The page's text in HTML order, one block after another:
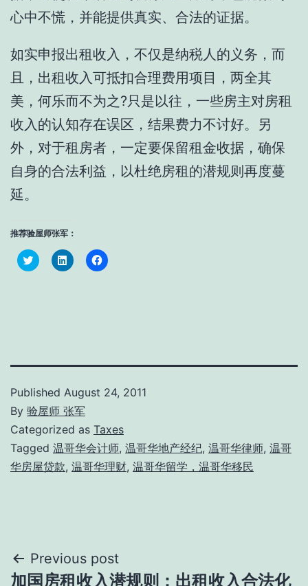
心中不慌，并能提供真实、合法的证据。
如实申报出租收入，不仅是纳税人的义务，而
且，出租收入可抵扣合理费用项目，两全其
美，何乐而不为之?只是以往，一些房主对房租
收入的认知存在误区，结果费力不讨好。另
外，对于租房者，一定要保留租金收据，确保
自身的合法利益，以杜绝房租的潜规则再度蔓
延。
推荐验屋师张军：
Click
to
Click
to
Click
to
Published August 24, 2011
By 验屋师 张军
Categorized as Taxes
Tagged 温哥华会计师, 温哥华地产经纪, 温哥华律师, 温哥
华房屋贷款, 温哥华理财, 温哥华留学，温哥华移民
Post
Previous post
加国房租收入潜规则：出租收入合法化